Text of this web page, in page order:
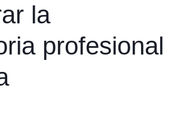
la
profesional